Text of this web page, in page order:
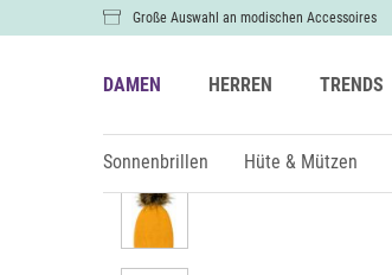
Große Auswahl an modischen Accessoires
DAMEN HERREN TRENDS
Sonnenbrillen Hüte & Mützen